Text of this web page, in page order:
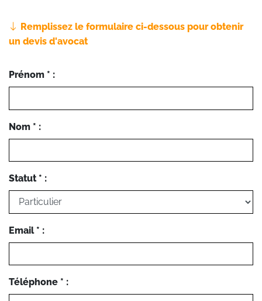
Remplissez le formulaire ci-dessous pour obtenir
un devis d'avocat
Prénom * :
Nom * :
Statut * :
Email * :
Téléphone * :